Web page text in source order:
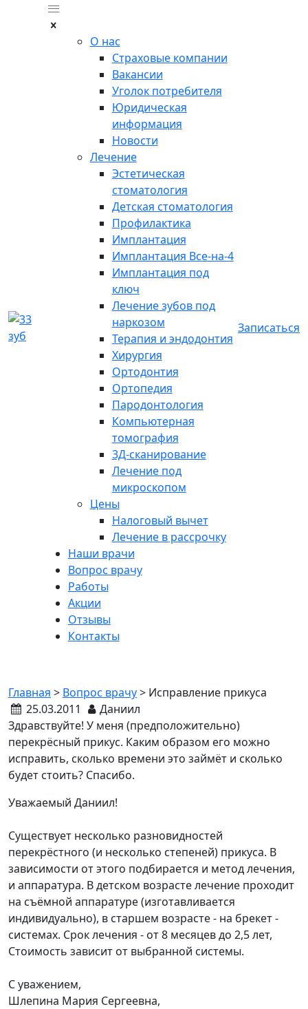
О нас
Страховые компании
Вакансии
Уголок потребителя
Юридическая
информация
Новости
Лечение
Эстетическая
стоматология
Детская стоматология
Профилактика
Имплантация
Имплантация Все-на-4
Имплантация под
ключ
Лечение зубов под
наркозом
Терапия и эндодонтия
Хирургия
Ортодонтия
Ортопедия
Пародонтология
Компьютерная
томография
3Д-сканирование
Лечение под
микроскопом
Цены
Налоговый вычет
Лечение в рассрочку
Наши врачи
Вопрос врачу
Работы
Акции
Отзывы
Контакты
Записаться
Главная > Вопрос врачу> Исправление прикуса
25.03.2011
Даниил
Здравствуйте! У меня (предположительно)
перекрёсный прикус. Каким образом его можно
исправить, сколько времени это займёт и сколько
будет стоить? Спасибо.
Уважаемый Даниил!
Существует несколько разновидностей
перекрёстного (и несколько степеней) прикуса. В
зависимости от этого подбирается и метод лечения,
и аппаратура. В детском возрасте лечение проходит
на съёмной аппаратуре (изготавливается
индивидуально), в старшем возрасте - на брекет -
системах. Срок лечения - от 8 месяцев до 2,5 лет,
Стоимость зависит от выбранной системы.
С уважением,
Шлепина Мария Сергеевна,